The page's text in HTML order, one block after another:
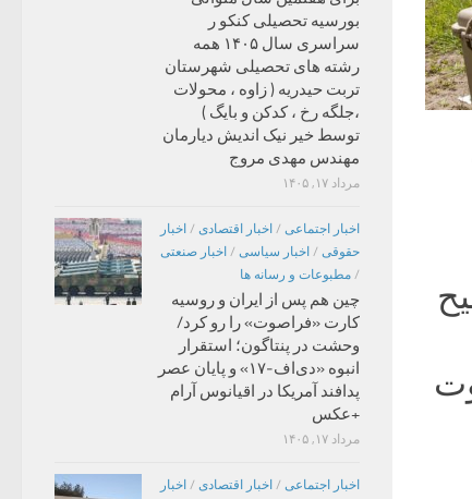
بورسیه تحصیلی کنکو ر
سراسری سال ۱۴۰۵ همه
رشته های تحصیلی شهرستان
تربت حیدریه ( زاوه ، محولات
،جلگه رخ ، کدکن و بایگ )
توسط خیر نیک اندیش دیارمان
مهندس مهدی مروج
مرداد ۱۷, ۱۴۰۵
اخبار اجتماعی / اخبار اقتصادی / اخبار
حقوقی / اخبار سیاسی / اخبار صنعتی
/ مطبوعات و رسانه ها
چین هم پس از ایران و روسیه
کارت «فراصوت» را رو کرد/
وحشت در پنتاگون؛ استقرار
انبوه «دی‌اف‑۱۷» و پایان عصر
پدافند آمریکا در اقیانوس آرام
+عکس
مرداد ۱۷, ۱۴۰۵
اخبار اجتماعی / اخبار اقتصادی / اخبار